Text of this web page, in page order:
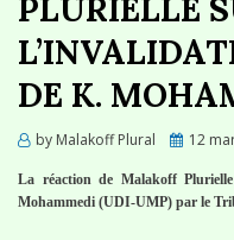
PLURIELLE
DE K.
by Malakoff Plural
Posted
12
La réaction de Malakoff
Mohammedi (UDI-UMP) par le